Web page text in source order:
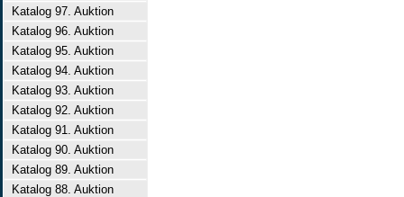
Katalog 97. Auktion
Katalog 96. Auktion
Katalog 95. Auktion
Katalog 94. Auktion
Katalog 93. Auktion
Katalog 92. Auktion
Katalog 91. Auktion
Katalog 90. Auktion
Katalog 89. Auktion
Katalog 88. Auktion